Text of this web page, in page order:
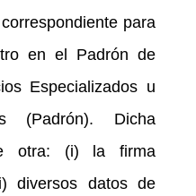
para
en el Padrón de
Especializados u
(Padrón). Dicha
otra: (i) la firma
diversos datos de